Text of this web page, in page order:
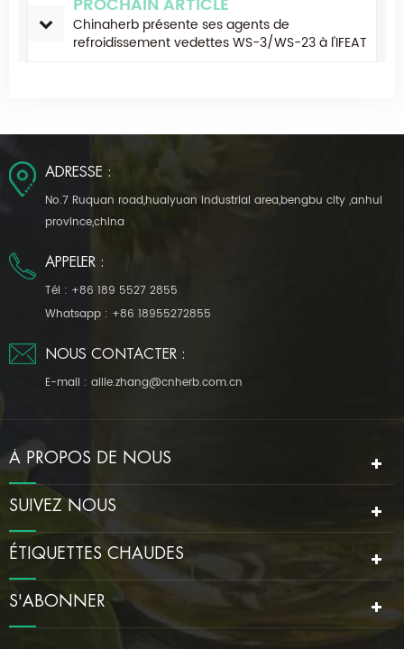
Chinaherb présente ses agents de
refroidissement vedettes WS-3/WS-23 à l'IFEAT
ADRESSE :
No.7 Ruquan road,huaiyuan industrial area,bengbu city ,anhui
province,china
APPELER :
Tél : +86 189 5527 2855
Whatsapp : +86 18955272855
NOUS CONTACTER :
E-mail : allie.zhang@cnherb.com.cn
À PROPOS DE NOUS
SUIVEZ NOUS
ÉTIQUETTES CHAUDES
S'ABONNER